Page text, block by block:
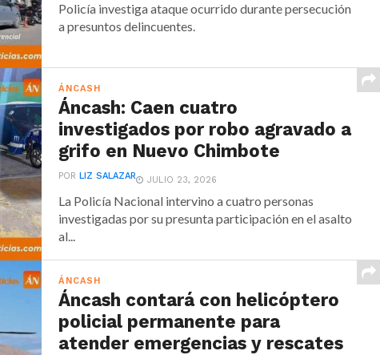
Policía investiga ataque ocurrido durante persecución
a presuntos delincuentes.
ÁNCASH
Áncash: Caen cuatro
investigados por robo agravado a
grifo en Nuevo Chimbote
POR LIZ SALAZAR JULIO 23, 2026
La Policía Nacional intervino a cuatro personas
investigadas por su presunta participación en el asalto
al...
ÁNCASH
Áncash contará con helicóptero
policial permanente para
atender emergencias y rescates